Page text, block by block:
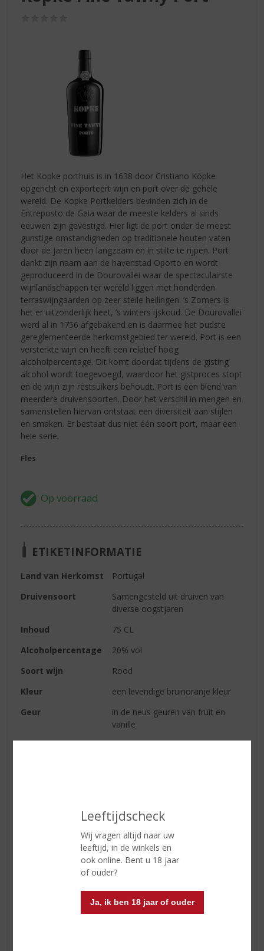
Leeftijdscheck
Wij vragen altijd naar uw
leeftijd, in de winkels en
ook online. Bent u 18 jaar
of ouder?
Ja, ik ben 18 jaar of ouder
Het Kopke porthuis is in 1638 door Cristiano Köpke
opgericht en exporteert wijn en port over de gehele
wereld. De Kopke Portkelders bevinden zich in de
Entreposto de Gaia waar de meeste kelders al sinds
eeuwen zijn gevestigd. Hier ligt de port onder de meest
gunstige omstandigheden op traditionele houten vaten
door de jaren heen langzaam en in stilte te rijpen. Port
dankt zijn naam aan de havenstad Oporto en wordt
geproduceerd in de Dourovallei waar de spectaculairste
wijnlandschappen ter wereld liggen met honderden
terraswijngaarden op zeer steile hellingen. ’s Zomers is
het er uitzonderlijk heet, ’s winters ijskoud. De Dourovallei
werd al in 1756 afgebakend en is daarmee het oudste
gereglementeerde herkomstgebied ter wereld. Port is een
versterkte wijn en heeft een relatief hoog
alcoholpercentage. Dit komt doordat tijdens de gisting
alcohol wordt toegevoegd, waardoor het gistproces stopt
en de wijn zijn restsuikers behoudt. Port is een blend van
meerdere druivensoorten. Door het verschil in mengen en
samenstellen hiervan ontstaat een diversiteit aan stijlen
en smaken. Er bestaat dus niet één soort port, maar een
hele serie.
Fles
ETIKETINFORMATIE
Land van Herkomst
Portugal
Druivensoort
Samengesteld uit druiven van
diverse oogstjaren
Inhoud
75 CL
Alcoholpercentage
20% vol
Soort wijn
Rood
Kleur
een levendige bruinoranje kleur
Geur
in de neus geuren van fruit en
vanille
erg lekker bij desserts met
karamel, koffie, abrikoos en
gedroogd fruit of tiramisu,
hazelnoot, schuimgebak en brie
kazen
serveren tussen 12-14 ºC, na
opening binnen 2-4 maanden